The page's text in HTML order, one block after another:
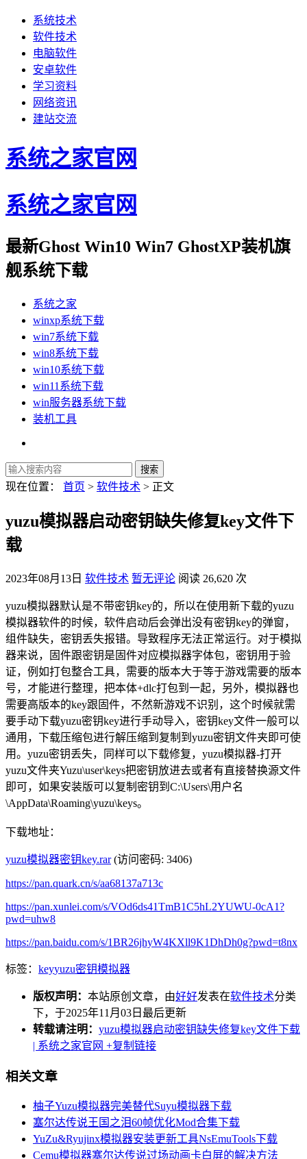
系统技术
软件技术
电脑软件
安卓软件
学习资料
网络资讯
建站交流
系统之家官网
系统之家官网
最新Ghost Win10 Win7 GhostXP装机旗
舰系统下载
系统之家
winxp系统下载
win7系统下载
win8系统下载
win10系统下载
win11系统下载
win服务器系统下载
装机工具
现在位置： 首页 > 软件技术 > 正文
yuzu模拟器启动密钥缺失修复key文件下
载
2023年08月13日 软件技术 暂无评论 阅读 26,620 次
yuzu模拟器默认是不带密钥key的，所以在使用新下载的yuzu
模拟器软件的时候，软件启动后会弹出没有密钥key的弹窗，
组件缺失，密钥丢失报错。导致程序无法正常运行。对于模拟
器来说，固件跟密钥是固件对应模拟器字体包，密钥用于验
证，例如打包整合工具，需要的版本大于等于游戏需要的版本
号，才能进行整理，把本体+dlc打包到一起，另外，模拟器也
需要高版本的key跟固件，不然新游戏不识别，这个时候就需
要手动下载yuzu密钥key进行手动导入，密钥key文件一般可以
通用，下载压缩包进行解压缩到复制到yuzu密钥文件夹即可使
用。yuzu密钥丢失，同样可以下载修复，yuzu模拟器-打开
yuzu文件夹Yuzu\user\keys把密钥放进去或者有直接替换源文件
即可，如果安装版可以复制密钥到C:\Users\用户名
\AppData\Roaming\yuzu\keys。
下载地址：
yuzu模拟器密钥key.rar(访问密码: 3406)
https://pan.quark.cn/s/aa68137a713c
https://pan.xunlei.com/s/VOd6ds41TmB1C5hL2YUWU-0cA1?
pwd=uhw8
https://pan.baidu.com/s/1BR26jhyW4KXll9K1DhDh0g?pwd=t8nx
标签： keyyuzu密钥模拟器
版权声明： 本站原创文章，由好好发表在软件技术分类
下，于2025年11月03日最后更新
转载请注明： yuzu模拟器启动密钥缺失修复key文件下载
| 系统之家官网 +复制链接
相关文章
柚子Yuzu模拟器完美替代Suyu模拟器下载
塞尔达传说王国之泪60帧优化Mod合集下载
YuZu&Ryujinx模拟器安装更新工具NsEmuTools下载
Cemu模拟器塞尔达传说过场动画卡白屏的解决方法